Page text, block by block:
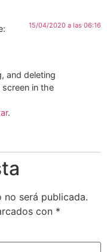
15/04/2020 a las 06:16
and deleting
in the
.
será publicada.
con *